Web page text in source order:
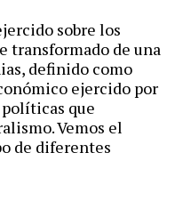
sobre los
transformado de una
definido como
ejercido por
que
Vemos el
de diferentes